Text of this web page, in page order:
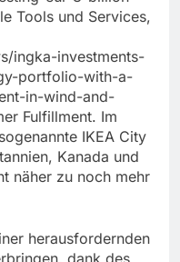
Tools und Services,
ingka-investments-
portfolio-with-a-
in-wind-and-
Fulfillment. Im
IKEA City
Kanada und
näher zu noch mehr
herausfordernden